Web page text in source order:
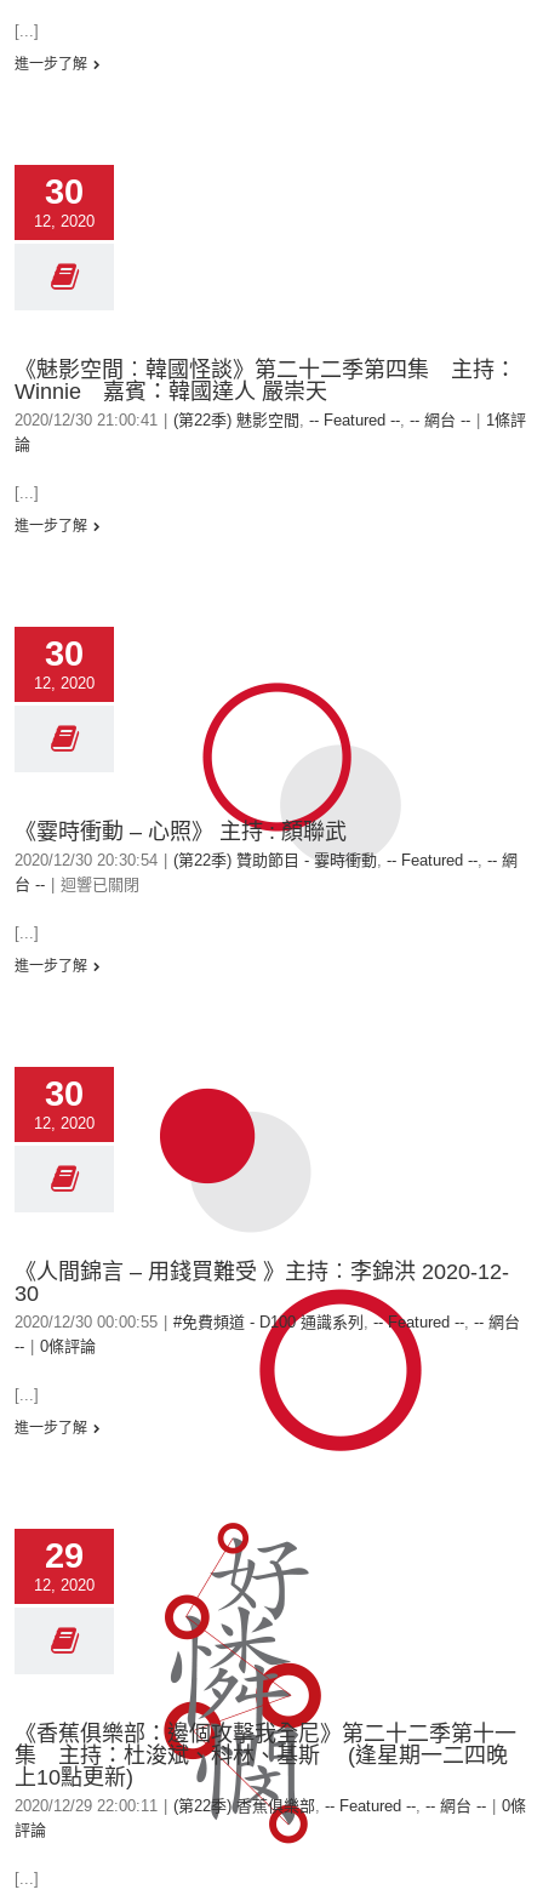
[...]
進一步了解
30
12, 2020
《魅影空間︰韓國怪談》第二十二季第四集 主持：
Winnie 嘉賓：韓國達人 嚴崇天
2020/12/30 21:00:41 (第22季) 魅影空間 , -- Featured --, -- 網台 --
1條評
論
[...]
進一步了解
30
12, 2020
《霎時衝動 – 心照》 主持 : 顏聯武
2020/12/30 20:30:54 (第22季) 贊助節目 - 霎時衝動, -- Featured --, -- 網
台 --
迴響已關閉
[...]
進一步了解
30
12, 2020
《人間錦言 – 用錢買難受 》主持︰李錦洪 2020-12-
30
2020/12/30 00:00:55 #免費頻道 - D100 通識系列 , -- Featured --, -- 網台
--
0條評論
[...]
進一步了解
29
12, 2020
《香蕉俱樂部：邊個攻擊我全尼》第二十二季第十一
集 主持：杜浚斌、科林、基斯 (逢星期一二四晚
上10點更新)
2020/12/29 22:00:11 (第22季) 香蕉俱樂部, -- Featured --, -- 網台 --
0條
評論
[...]